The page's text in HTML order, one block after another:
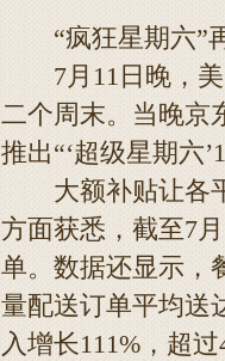
“疯狂星期六”
7月11日晚，美
二个周末。当晚京
推出“‘超级星期六
大额补贴让各平
方面获悉，截至7
单。数据还显示，
量配送订单平均送
入增长111%，超